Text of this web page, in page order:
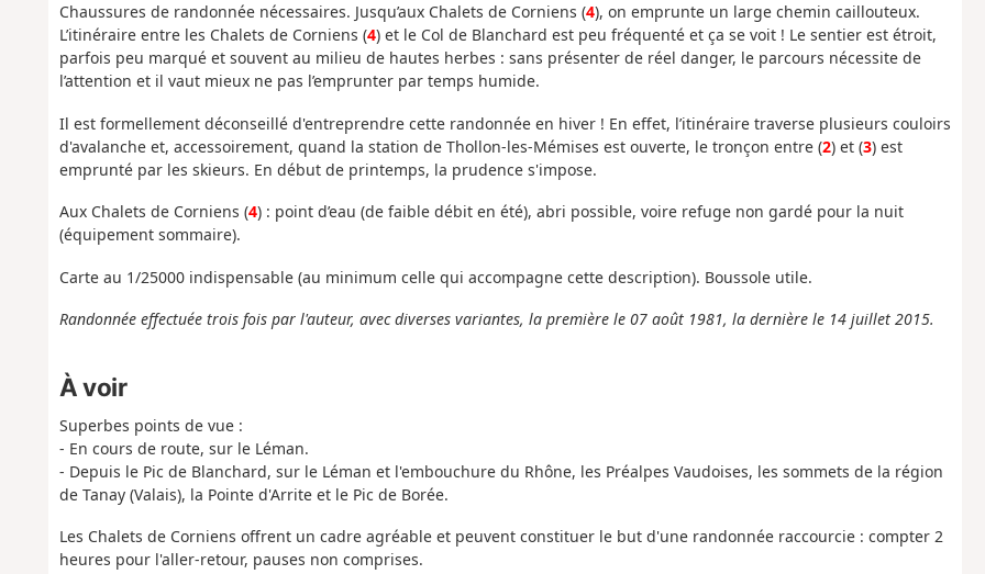
Chaussures de randonnée nécessaires. Jusqu’aux Chalets de Corniens (4), on emprunte un large chemin caillouteux.
L’itinéraire entre les Chalets de Corniens (4) et le Col de Blanchard est peu fréquenté et ça se voit ! Le sentier est étroit,
parfois peu marqué et souvent au milieu de hautes herbes : sans présenter de réel danger, le parcours nécessite de
l’attention et il vaut mieux ne pas l’emprunter par temps humide.
Il est formellement déconseillé d'entreprendre cette randonnée en hiver ! En effet, l’itinéraire traverse plusieurs couloirs
d'avalanche et, accessoirement, quand la station de Thollon-les-Mémises est ouverte, le tronçon entre (2) et (3) est
emprunté par les skieurs. En début de printemps, la prudence s'impose.
Aux Chalets de Corniens (4) : point d’eau (de faible débit en été), abri possible, voire refuge non gardé pour la nuit
(équipement sommaire).
Carte au 1/25000 indispensable (au minimum celle qui accompagne cette description). Boussole utile.
Randonnée effectuée trois fois par l'auteur, avec diverses variantes, la première le 07 août 1981, la dernière le 14 juillet 2015.
À voir
Superbes points de vue :
- En cours de route, sur le Léman.
- Depuis le Pic de Blanchard, sur le Léman et l'embouchure du Rhône, les Préalpes Vaudoises, les sommets de la région
de Tanay (Valais), la Pointe d'Arrite et le Pic de Borée.
Les Chalets de Corniens offrent un cadre agréable et peuvent constituer le but d'une randonnée raccourcie : compter 2
heures pour l'aller-retour, pauses non comprises.